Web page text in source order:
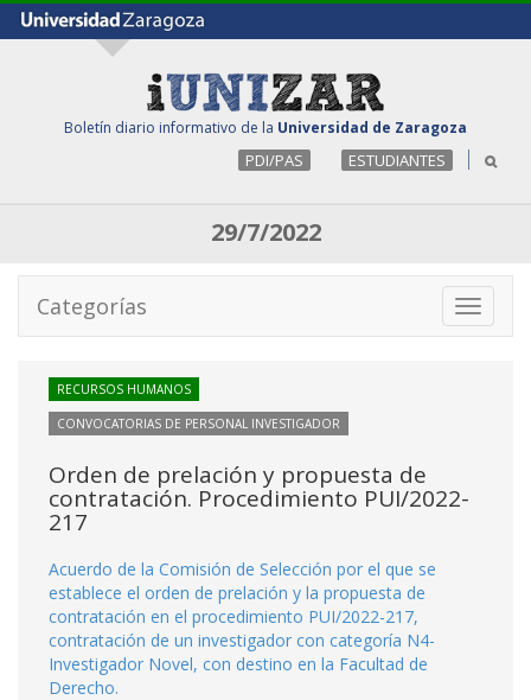
Boletín diario informativo de la Universidad de Zaragoza
PDI/PAS ESTUDIANTES
29/7/2022
Toggle
Categorías
RECURSOS HUMANOS
CONVOCATORIAS DE PERSONAL INVESTIGADOR
Orden de prelación y propuesta de
contratación. Procedimiento PUI/2022-
217
Acuerdo de la Comisión de Selección por el que se
establece el orden de prelación y la propuesta de
contratación en el procedimiento PUI/2022-217,
contratación de un investigador con categoría N4-
Investigador Novel, con destino en la Facultad de
Derecho.